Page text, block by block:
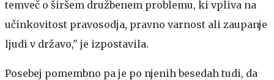
temveč o širšem družbenem problemu, ki vpliva na
učinkovitost pravosodja, pravno varnost ali zaupanje
ljudi v državo," je izpostavila.
Posebej pomembno pa je po njenih besedah tudi, da